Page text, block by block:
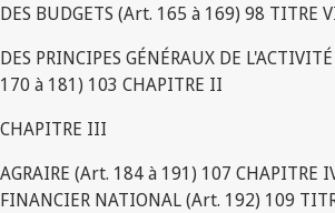
DES BUDGETS (Art. 165 à 169) 98 TITRE
DES PRINCIPES GÉNÉRAUX DE
170 à 181) 103 CHAPITRE II
CHAPITRE III
AGRAIRE (Art. 184 à 191) 107 CHAPITRE
FINANCIER NATIONAL (Art. 192) 109